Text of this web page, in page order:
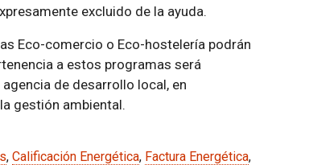
excluido de la ayuda.
Eco-comercio o Eco-hostelería podrán
a estos programas será
de desarrollo local, en
gestión ambiental.
, Calificación Energética, Factura Energética,